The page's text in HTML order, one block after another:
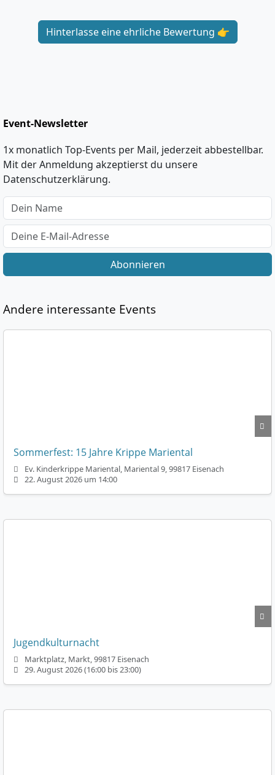
Hinterlasse eine ehrliche Bewertung 👉
Event-Newsletter
1x monatlich Top-Events per Mail, jederzeit abbestellbar.
Mit der Anmeldung akzeptierst du unsere
Datenschutzerklärung.
Abonnieren
Andere interessante Events
Sommerfest: 15 Jahre Krippe Mariental
Ev. Kinderkrippe Mariental, Mariental 9, 99817 Eisenach
22. August 2026 um 14:00
Jugendkulturnacht
Marktplatz, Markt, 99817 Eisenach
29. August 2026 (16:00 bis 23:00)